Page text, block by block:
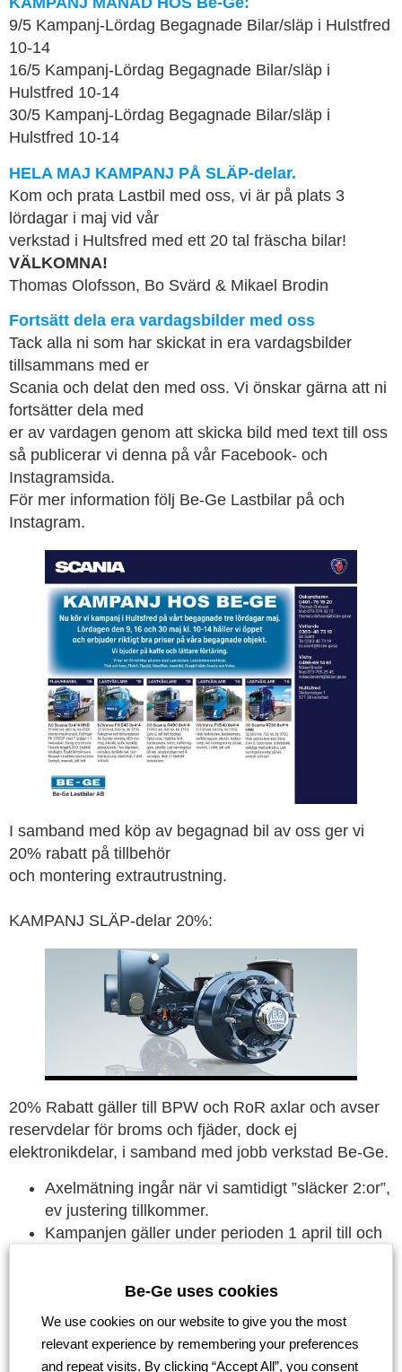
9/5 Kampanj-Lördag Begagnade Bilar/släp i Hulstfred
10-14
16/5 Kampanj-Lördag Begagnade Bilar/släp i
Hulstfred 10-14
30/5 Kampanj-Lördag Begagnade Bilar/släp i
Hulstfred 10-14
HELA MAJ KAMPANJ PÅ SLÄP-delar.
Kom och prata Lastbil med oss, vi är på plats 3
lördagar i maj vid vår
verkstad i Hultsfred med ett 20 tal fräscha bilar!
VÄLKOMNA!
Thomas Olofsson, Bo Svärd & Mikael Brodin
Fortsätt dela era vardagsbilder med oss
Tack alla ni som har skickat in era vardagsbilder
tillsammans med er
Scania och delat den med oss. Vi önskar gärna att ni
fortsätter dela med
er av vardagen genom att skicka bild med text till oss
så publicerar vi denna på vår Facebook- och
Instagramsida.
För mer information följ Be-Ge Lastbilar på och
Instagram.
I samband med köp av begagnad bil av oss ger vi
20% rabatt på tillbehör
och montering extrautrustning.
KAMPANJ SLÄP-delar 20%:
20% Rabatt gäller till BPW och RoR axlar och avser
reservdelar för broms och fjäder, dock ej
elektronikdelar, i samband med jobb verkstad Be-Ge.
Axelmätning ingår när vi samtidigt ”släcker 2:or”,
ev justering tillkommer.
Kampanjen gäller under perioden 1 april till och
priser i dessa Coronatider.
Vi använder alltid originaldelartill alla fabrikat
av axlar etc.
Har ni äldre släp kan vi använda begagnade
Be-Ge uses cookies
We use cookies on our website to give you the most
relevant experience by remembering your preferences
and repeat visits. By clicking “Accept All”, you consent